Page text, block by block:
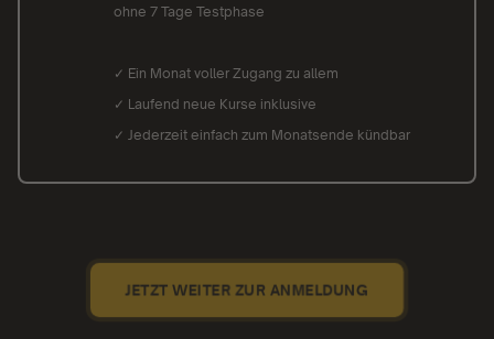
ohne 7 Tage Testphase
✓ Ein Monat voller Zugang zu allem
✓ Laufend neue Kurse inklusive
✓ Jederzeit einfach zum Monatsende kündbar
JETZT WEITER ZUR ANMELDUNG